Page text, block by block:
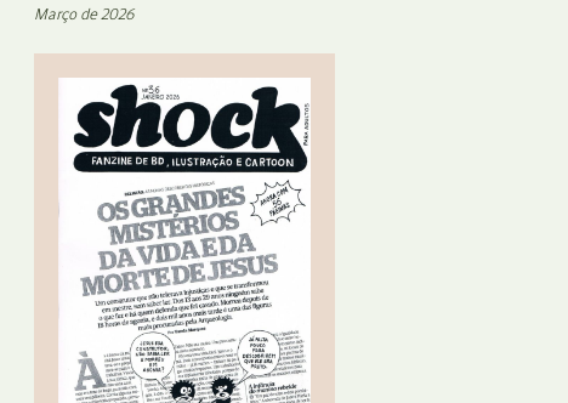
Março de 2026